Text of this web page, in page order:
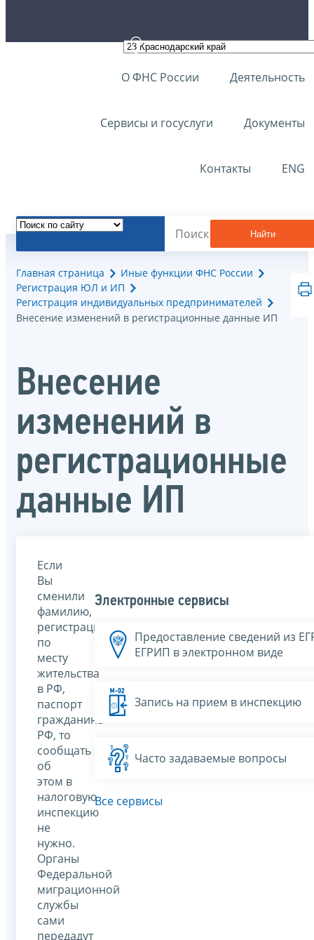
О ФНС России Деятельность
Сервисы и госуслуги Документы
Контакты ENG
Найти
Главная страница
Иные функции ФНС России
Регистрация ЮЛ и ИП
Регистрация индивидуальных предпринимателей
Внесение изменений в регистрационные данные ИП
Внесение
изменений в
регистрационные
данные ИП
Если
Вы
сменили
фамилию,
регистрацию
по
месту
жительства
в РФ,
паспорт
гражданина
РФ, то
сообщать
об
этом в
налоговую
инспекцию
не
нужно.
Органы
Федеральной
миграционной
службы
сами
передадут
Электронные сервисы
Предоставление сведений из
ЕГРИП в электронном виде
Запись на прием в инспекцию
Часто задаваемые вопросы
Все сервисы